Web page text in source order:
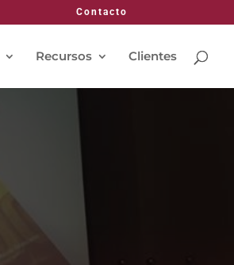
Contacto
Recursos Clientes